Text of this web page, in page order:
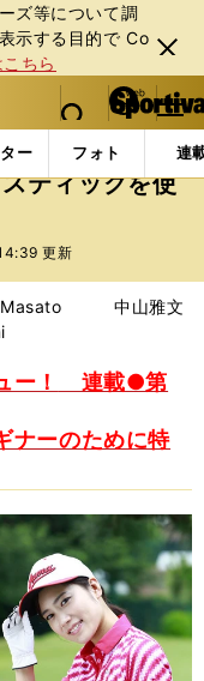
ズ等について調
⽰する⽬的で Co
ちら
閉じ
る
web Sportiva (webスポルティーバ)
検索
マイペ
ー
ジ
メニュ
ー フォト 連
の他 【内藤雄士ゴ
ティックを使
更新
Masato 中山雅文
ー！
連載●第
ナーのために特